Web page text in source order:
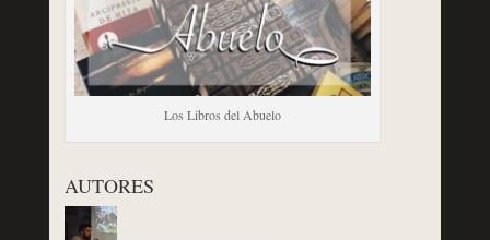
Los Libros del Abuelo
AUTORES